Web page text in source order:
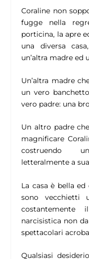
Coraline non
fugge nella
porticina, la apre
una diversa
un’altra madre ed
Un’altra madre
un vero
vero padre: una
Un altro padre
magnificare
costruendo
letteralmente a
La casa è bella
sono vecchietti
narcisistica non
spettacolari
Qualsiasi